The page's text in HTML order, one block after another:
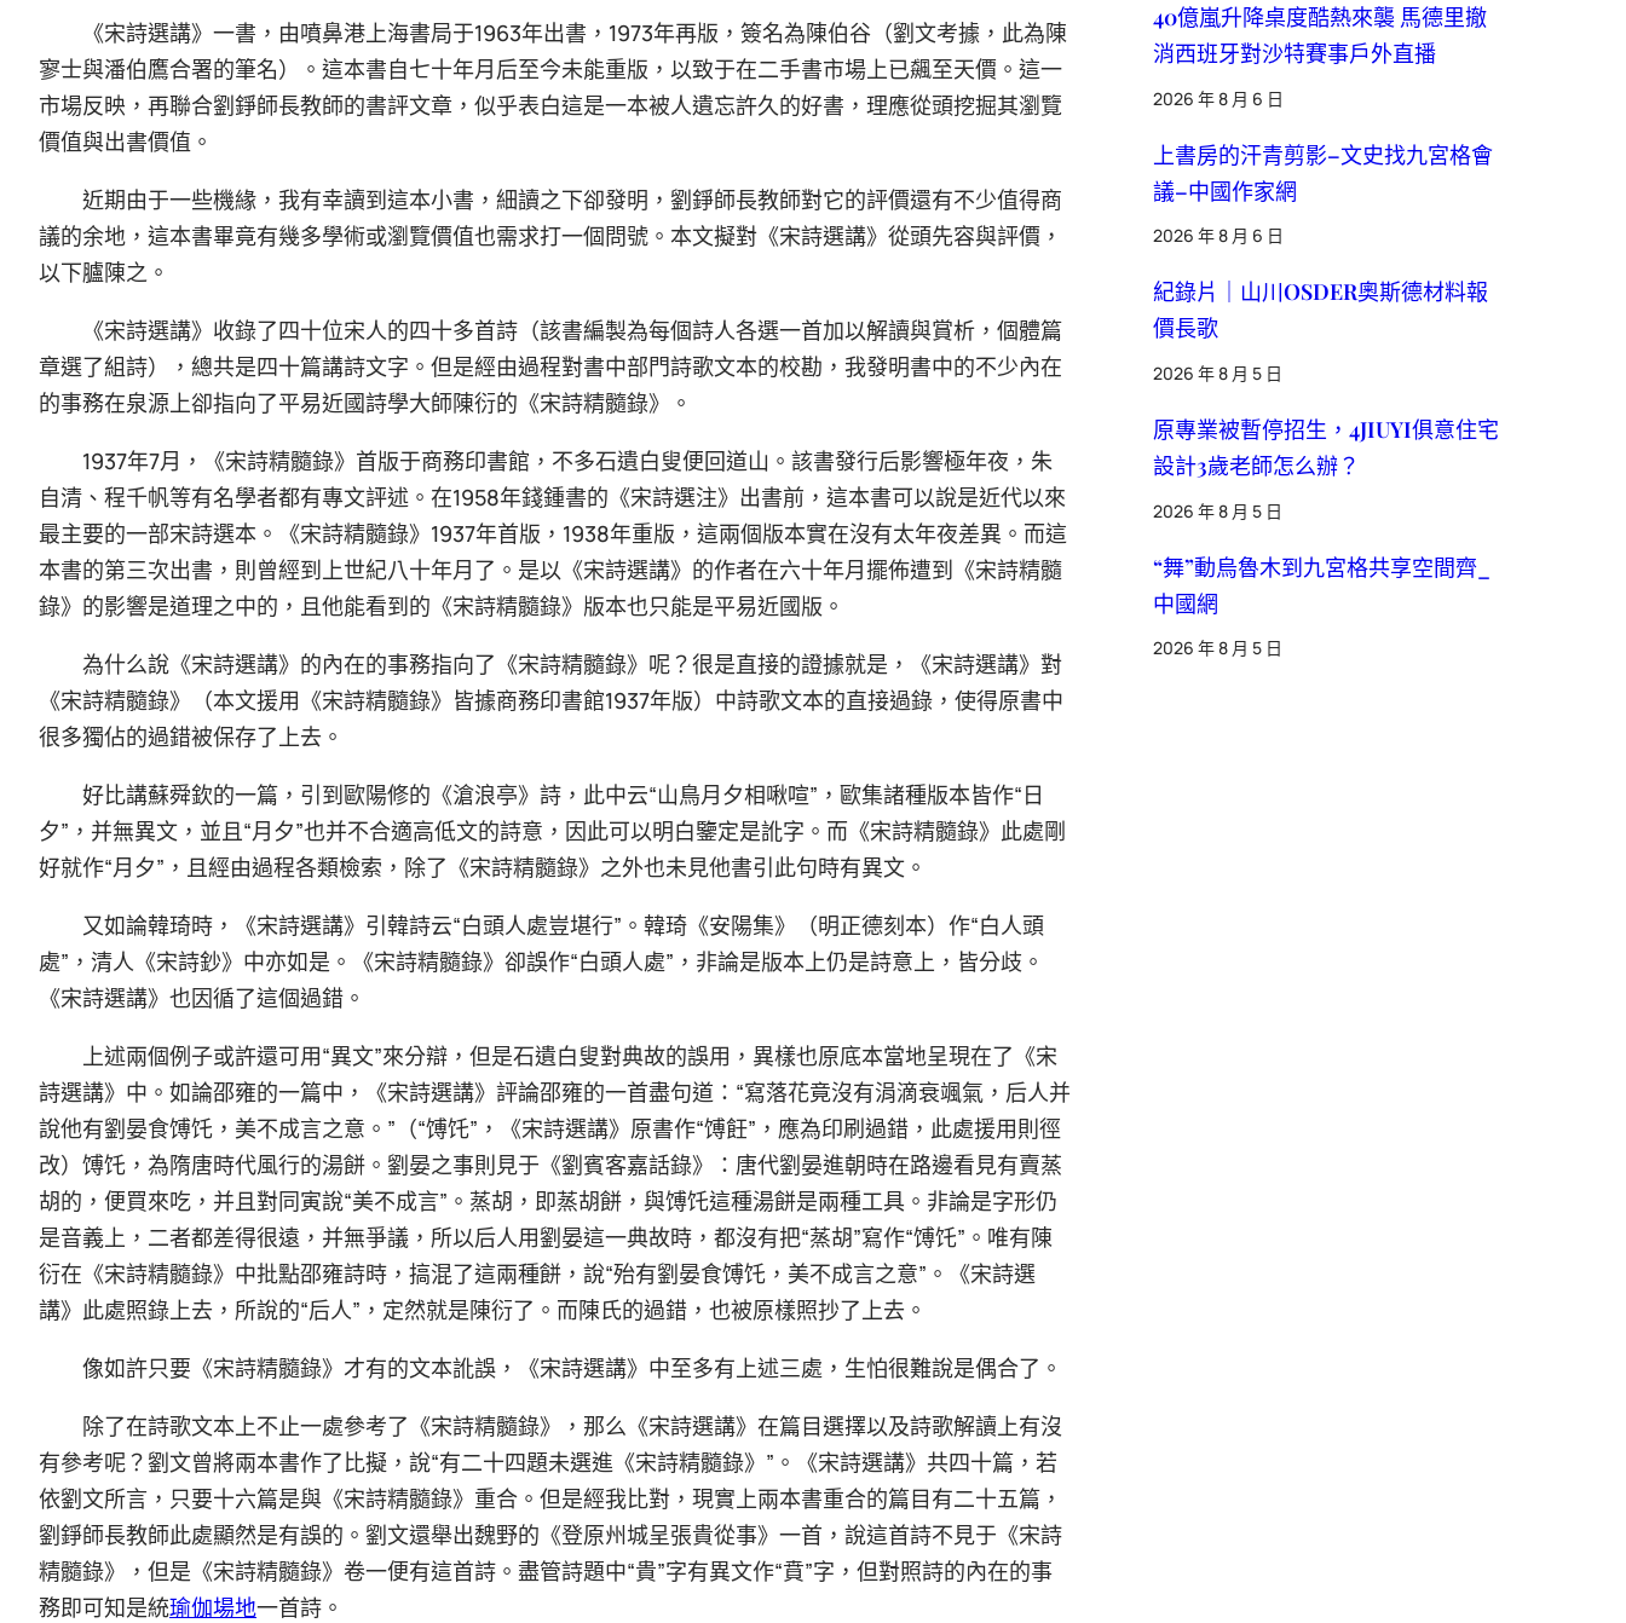
《宋詩選講》一書，由噴鼻港上海書局于1963年出書，1973年再版，簽名為陳伯谷（劉文考據，此為陳
寥士與潘伯鷹合署的筆名）。這本書自七十年月后至今未能重版，以致于在二手書市場上已飆至天價。這一
市場反映，再聯合劉錚師長教師的書評文章，似乎表白這是一本被人遺忘許久的好書，理應從頭挖掘其瀏覽
價值與出書價值。
近期由于一些機緣，我有幸讀到這本小書，細讀之下卻發明，劉錚師長教師對它的評價還有不少值得商
議的余地，這本書畢竟有幾多學術或瀏覽價值也需求打一個問號。本文擬對《宋詩選講》從頭先容與評價，
以下臚陳之。
《宋詩選講》收錄了四十位宋人的四十多首詩（該書編製為每個詩人各選一首加以解讀與賞析，個體篇
章選了組詩），總共是四十篇講詩文字。但是經由過程對書中部門詩歌文本的校勘，我發明書中的不少內在
的事務在泉源上卻指向了平易近國詩學大師陳衍的《宋詩精髓錄》。
1937年7月，《宋詩精髓錄》首版于商務印書館，不多石遺白叟便回道山。該書發行后影響極年夜，朱
自清、程千帆等有名學者都有專文評述。在1958年錢鍾書的《宋詩選注》出書前，這本書可以說是近代以來
最主要的一部宋詩選本。《宋詩精髓錄》1937年首版，1938年重版，這兩個版本實在沒有太年夜差異。而這
本書的第三次出書，則曾經到上世紀八十年月了。是以《宋詩選講》的作者在六十年月擺佈遭到《宋詩精髓
錄》的影響是道理之中的，且他能看到的《宋詩精髓錄》版本也只能是平易近國版。
為什么說《宋詩選講》的內在的事務指向了《宋詩精髓錄》呢？很是直接的證據就是，《宋詩選講》對
《宋詩精髓錄》（本文援用《宋詩精髓錄》皆據商務印書館1937年版）中詩歌文本的直接過錄，使得原書中
很多獨佔的過錯被保存了上去。
好比講蘇舜欽的一篇，引到歐陽修的《滄浪亭》詩，此中云“山鳥月夕相啾喧”，歐集諸種版本皆作“日
夕”，并無異文，並且“月夕”也并不合適高低文的詩意，因此可以明白鑒定是訛字。而《宋詩精髓錄》此處剛
好就作“月夕”，且經由過程各類檢索，除了《宋詩精髓錄》之外也未見他書引此句時有異文。
又如論韓琦時，《宋詩選講》引韓詩云“白頭人處豈堪行”。韓琦《安陽集》（明正德刻本）作“白人頭
處”，清人《宋詩鈔》中亦如是。《宋詩精髓錄》卻誤作“白頭人處”，非論是版本上仍是詩意上，皆分歧。
《宋詩選講》也因循了這個過錯。
上述兩個例子或許還可用“異文”來分辯，但是石遺白叟對典故的誤用，異樣也原底本當地呈現在了《宋
詩選講》中。如論邵雍的一篇中，《宋詩選講》評論邵雍的一首盡句道：“寫落花竟沒有涓滴衰颯氣，后人并
說他有劉晏食馎饦，美不成言之意。”（“馎饦”，《宋詩選講》原書作“馎飪”，應為印刷過錯，此處援用則徑
改）馎饦，為隋唐時代風行的湯餅。劉晏之事則見于《劉賓客嘉話錄》：唐代劉晏進朝時在路邊看見有賣蒸
胡的，便買來吃，并且對同寅說“美不成言”。蒸胡，即蒸胡餅，與馎饦這種湯餅是兩種工具。非論是字形仍
是音義上，二者都差得很遠，并無爭議，所以后人用劉晏這一典故時，都沒有把“蒸胡”寫作“馎饦”。唯有陳
衍在《宋詩精髓錄》中批點邵雍詩時，搞混了這兩種餅，說“殆有劉晏食馎饦，美不成言之意”。《宋詩選
講》此處照錄上去，所說的“后人”，定然就是陳衍了。而陳氏的過錯，也被原樣照抄了上去。
像如許只要《宋詩精髓錄》才有的文本訛誤，《宋詩選講》中至多有上述三處，生怕很難說是偶合了。
除了在詩歌文本上不止一處參考了《宋詩精髓錄》，那么《宋詩選講》在篇目選擇以及詩歌解讀上有沒
有參考呢？劉文曾將兩本書作了比擬，說“有二十四題未選進《宋詩精髓錄》”。《宋詩選講》共四十篇，若
依劉文所言，只要十六篇是與《宋詩精髓錄》重合。但是經我比對，現實上兩本書重合的篇目有二十五篇，
劉錚師長教師此處顯然是有誤的。劉文還舉出魏野的《登原州城呈張貴從事》一首，說這首詩不見于《宋詩
精髓錄》，但是《宋詩精髓錄》卷一便有這首詩。盡管詩題中“貴”字有異文作“賁”字，但對照詩的內在的事
務即可知是統瑜伽場地一首詩。
40億嵐升降桌度酷熱來襲 馬德里撤
消西班牙對沙特賽事戶外直播
2026 年 8 月 6 日
上書房的汗青剪影–文史找九宮格會
議–中國作家網
2026 年 8 月 6 日
紀錄片｜山川OSDER奧斯德材料報
價長歌
2026 年 8 月 5 日
原專業被暫停招生，4JIUYI俱意住宅
設計3歲老師怎么辦？
2026 年 8 月 5 日
“舞”動烏魯木到九宮格共享空間齊_
中國網
2026 年 8 月 5 日